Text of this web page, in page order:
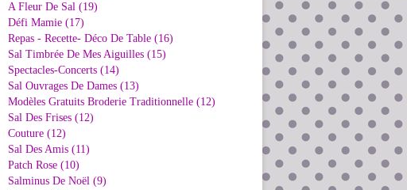
A Fleur De Sal (19)
Défi Mamie (17)
Repas - Recette- Déco De Table (16)
Sal Timbrée De Mes Aiguilles (15)
Spectacles-Concerts (14)
Sal Ouvrages De Dames (13)
Modèles Gratuits Broderie Traditionnelle (12)
Sal Des Frises (12)
Couture (12)
Sal Des Amis (11)
Patch Rose (10)
Salminus De Noël (9)